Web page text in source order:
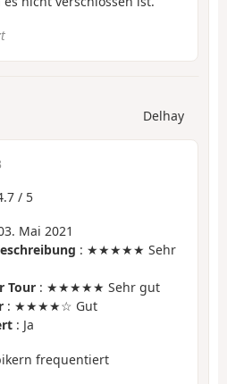
Delhay
/ 5
Mai 2021
: ★★★★★ Sehr
Tour : ★★★★★ Sehr gut
: ★★★★☆ Gut
: Ja
frequentiert